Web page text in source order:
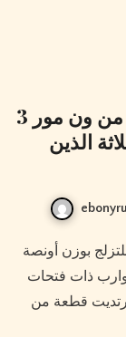
سماعات أذن داخلية بمشغل ثلاثي من ون مور 3
الذين
ذات فتحات
ارتديت قطعة من